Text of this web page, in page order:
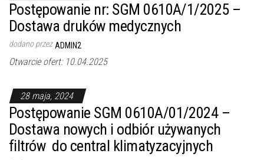
Postępowanie nr: SGM 0610A/1/2025 –
Dostawa druków medycznych
dodano przez ADMIN2
Otwarcie ofert: 10.04.2025
28 maja, 2024
Postępowanie SGM 0610A/01/2024 –
Dostawa nowych i odbiór używanych
filtrów do central klimatyzacyjnych